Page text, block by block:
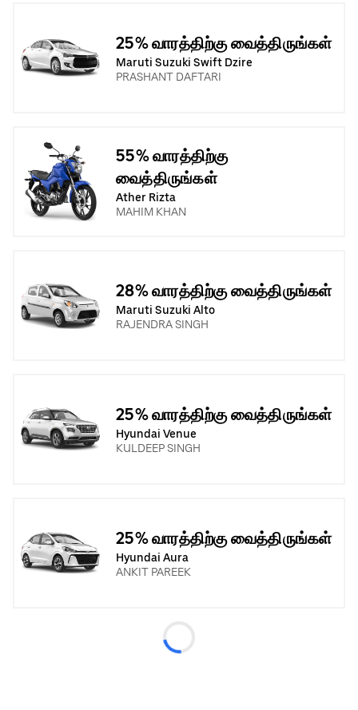
25% வாரத்திற்கு வைத்திருங்கள்
Maruti Suzuki Swift Dzire
PRASHANT DAFTARI
55% வாரத்திற்கு
வைத்திருங்கள்
Ather Rizta
MAHIM KHAN
28% வாரத்திற்கு வைத்திருங்கள்
Maruti Suzuki Alto
RAJENDRA SINGH
25% வாரத்திற்கு வைத்திருங்கள்
Hyundai Venue
KULDEEP SINGH
25% வாரத்திற்கு வைத்திருங்கள்
Hyundai Aura
ANKIT PAREEK